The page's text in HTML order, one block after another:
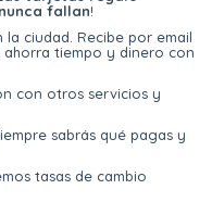
fallan!
ciudad. Recibe por email
ahorra tiempo y dinero con
con otros servicios y
sabrás qué pagas y
tasas de cambio